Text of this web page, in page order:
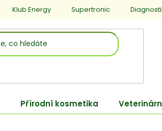
Klub Energy Supertronic
Přírodní kosmetika